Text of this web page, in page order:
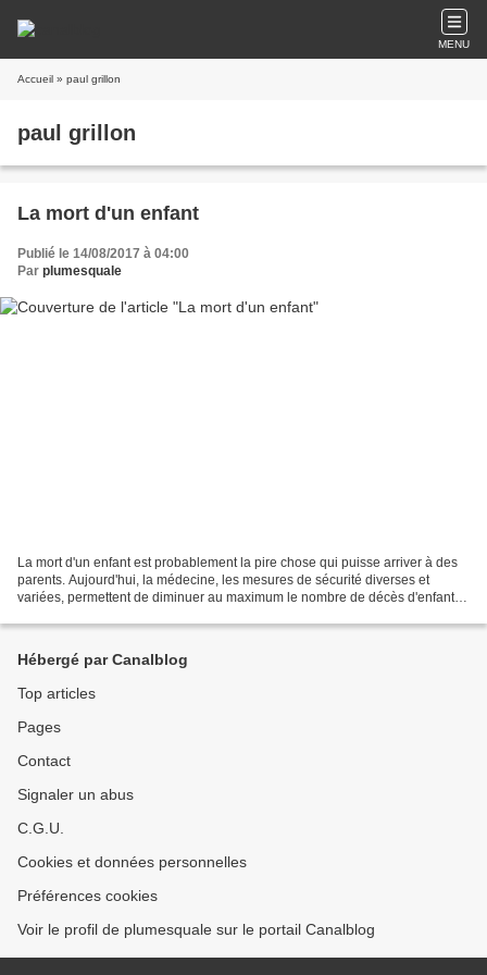
MENU
Accueil » paul grillon
paul grillon
La mort d'un enfant
Publié le 14/08/2017 à 04:00
Par plumesquale
La mort d'un enfant est probablement la pire chose qui puisse arriver à des
parents. Aujourd'hui, la médecine, les mesures de sécurité diverses et
variées, permettent de diminuer au maximum le nombre de décès d'enfant.
Hébergé par Canalblog
Top articles
Pages
Contact
Signaler un abus
C.G.U.
Cookies et données personnelles
Préférences cookies
Voir le profil de plumesquale sur le portail Canalblog